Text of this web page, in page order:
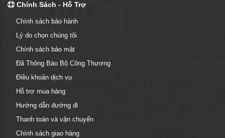
Chính Sách - Hỗ Trợ
Chính sách bảo hành
Lý do chọn chúng tôi
Chính sách bảo mật
Đã Thông Báo Bộ Công Thương
Điều khoản dịch vụ
Hỗ trợ mua hàng
Hướng dẫn đường đi
Thanh toán và vận chuyển
Chính sách giao hàng